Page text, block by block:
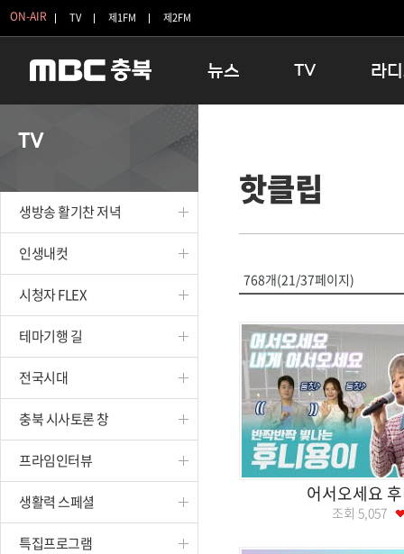
ON-AIR TV 제1FM 제2FM
뉴스
보은
옥천
TV
인생내컷
테마기행 길
시청자 FLEX
특집프로그램
종영프로그램
라
TV
생방송 활기찬 저녁
인생내컷
시청자 FLEX
테마기행 길
전국시대
충북 시사토론 창
프라임인터뷰
생활력 스페셜
특집프로그램
핫클립
768개(21/37페이지)
어서오세요
조회 5,057